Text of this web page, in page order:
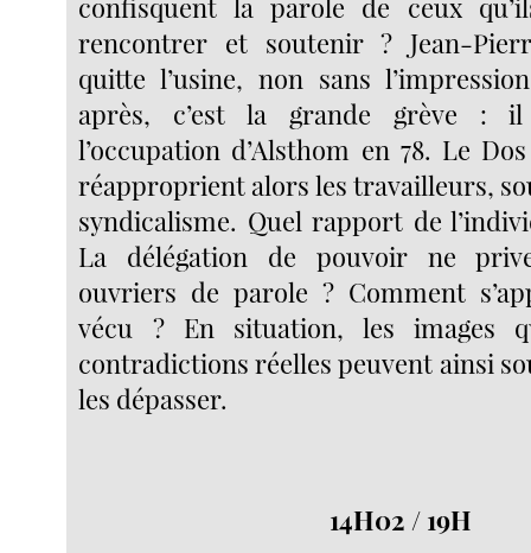
confisquent la parole de ceux
rencontrer et soutenir ? Jean-
quitte l’usine, non sans
après, c’est la grande grève :
l’occupation d’Alsthom en 78. Le
réapproprient alors les travailleurs,
syndicalisme. Quel rapport de
La délégation de pouvoir ne
ouvriers de parole ? Comment
vécu ? En situation, les images
contradictions réelles peuvent ainsi
les dépasser.
14H02 / 19H